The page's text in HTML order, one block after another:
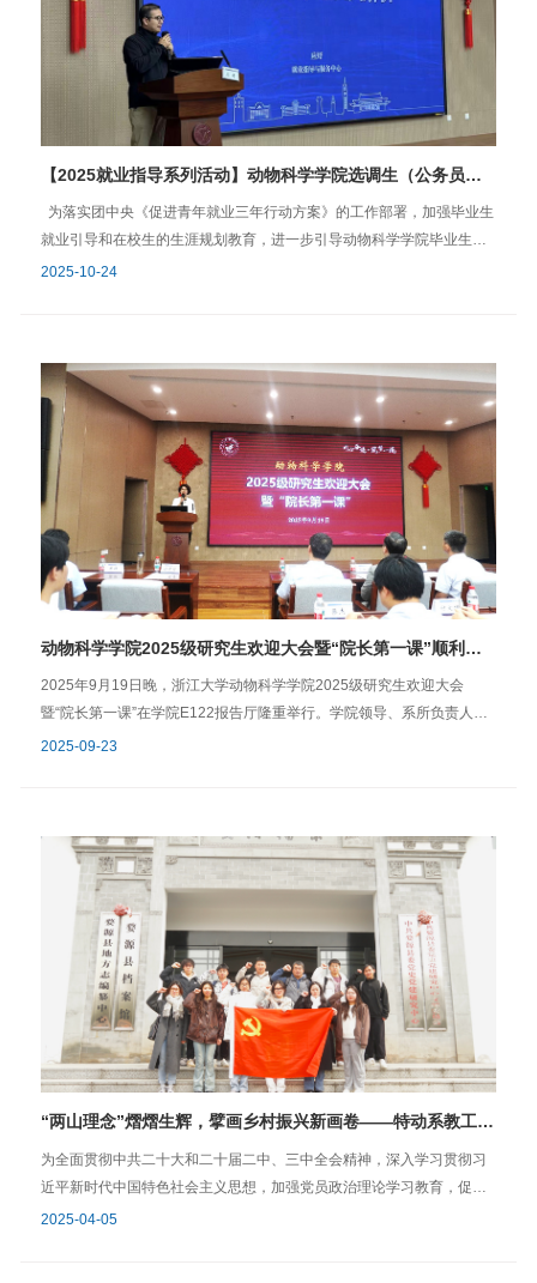
神力量，筑牢信仰之基，切实强化参训学院的党性修养与使命担当，为
学员们搭建了“从理论到实践、从书本到现场”的学习桥梁，进一步强化了
用习近平新时代中国特色社会主义思想武装头脑的政治自觉，深化了
对“党员身份意味着责任与奉献”的认知，为早日成为一名合格的共产党员
奠定了坚实的思想与实践基础。 文/李莉莉图/学生党建中心学院学工办
2025年10月28日
【2025就业指导系列活动】动物科学学院选调生（公务员、事业单位）就业方向就业讲座圆满举行
为落实团中央《促进青年就业三年行动方案》的工作部署，加强毕业生
就业引导和在校生的生涯规划教育，进一步引导动物科学学院毕业生高
质量就业，2025年10月24日下午，学院邀请学校就业指导与服务中心就
本、研学生60余人参加了本次讲座。 讲座中，应好老师从多年工作经
验及各地政策出发，首先为同学们系统梳理了我国党政机关的层级结
构、选调生与一般的机关事业单位招考在报考条件以和选拔程序的区
别。他指出，各层级的机关、事业单位招录在基本条件上大体一致，一
般情况下应届与往届毕业生均可报考，选调生的报名门槛相对较高，条
件限制比一般机关事业单位招考严格。在选拔流程方面，选调生采取个
人报名、院校党组织推荐与组织（人事）部门考试考核相结合的方式；
机关事业单位招录则主要通过指定系统报名，以笔试和面试为主，无需
院校推荐。 之后，应好老师阐述了党政机关工作人员应具备的核心素
养。他强调，立志从事选调生和机关事业单位的同学思想上要不断提高
政治站位，坚持以习近平新时代中国特色社会主义思想为指导，胸怀“国
之大者”，强化政治意识，坚决维护党中央权威和集中统一领导，始终在
思想上、政治上、行动上同党中央保持高度一致。他还结合“办文”“办
晰的认识。 本次讲座是学院践行以“学生成长为中心”思政工作理念的具
体体现，是学院进一步引导学生面向国家重点行业、重点地域和重点行
业高质量就业的重要举措。本次讲座有效帮助了有志于进入党政机关工
作的学子深入了解人才选拔要求和学校相关政策，为实现更充分、更高
质量的就业奠定坚实基础。 图文｜叶禹希 邹骏宇 殷旭东 审核｜乔恒
宇动物科学学院团委2025年10月27日
2025-10-24
动物科学学院2025级研究生欢迎大会暨“院长第一课”顺利举行
2025年9月19日晚，浙江大学动物科学学院2025级研究生欢迎大会
暨“院长第一课”在学院E122报告厅隆重举行。学院领导、系所负责人、
德育导师代表、相关科室老师与全体2025级研究生齐聚一堂，共同开启
表、奶业科学研究所教授王佳堃，研究生德育导师代表、辅导员及相关
科室负责人等出席了本次大会。大会由学院党委副书记任思丹主持。
当庄严的国歌声在报告厅内响起，大会正式拉开帷幕。学院党委书记丁
立仲首先致欢迎辞，他代表学院对2025级新生的到来表示最热烈的欢
迎。他殷切勉励大家珍惜这宝贵的时光，明确自己的目标，勇敢地肩负
起时代赋予的使命，在科学探索的道路上，不断锤炼科研思维和坚韧品
格，在无数次的挑战中保持坚定的信心与顽强的定力，努力提升自己的
核心能力，以从容的姿态应对时代的风云变幻。最后，丁书记满怀期望
地对新生们说：“希望大家能沉下心来，不断提升自己的综合实力，既收
堃教授向新生们送上诚挚欢迎与衷心祝贺。她强调从“会读书”到“会创
造”的关键转变，引用“勤学、修德、明辨、笃实”八字方针指引新生前
行。王教授以航海喻科研，指出虽挑战重重，但师生携手、团队扶持，
2025-09-23
“两山理念”熠熠生辉，擘画乡村振兴新画卷——特动系教工党支部、研究生第四党支部赴江西省婺源县档案馆开展党建活动
为全面贯彻中共二十大和二十届二中、三中全会精神，深入学习贯彻习
近平新时代中国特色社会主义思想，加强党员政治理论学习教育，促进
理论与实践结合、推进党建和业务深度融合，进一步激发党建创新活
2025-04-05